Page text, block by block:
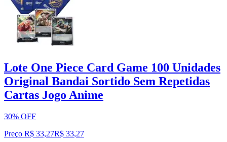
Lote One Piece Card Game 100 Unidades
Original Bandai Sortido Sem Repetidas
Cartas Jogo Anime
30% OFF
Preço R$ 33,27R$ 33,27